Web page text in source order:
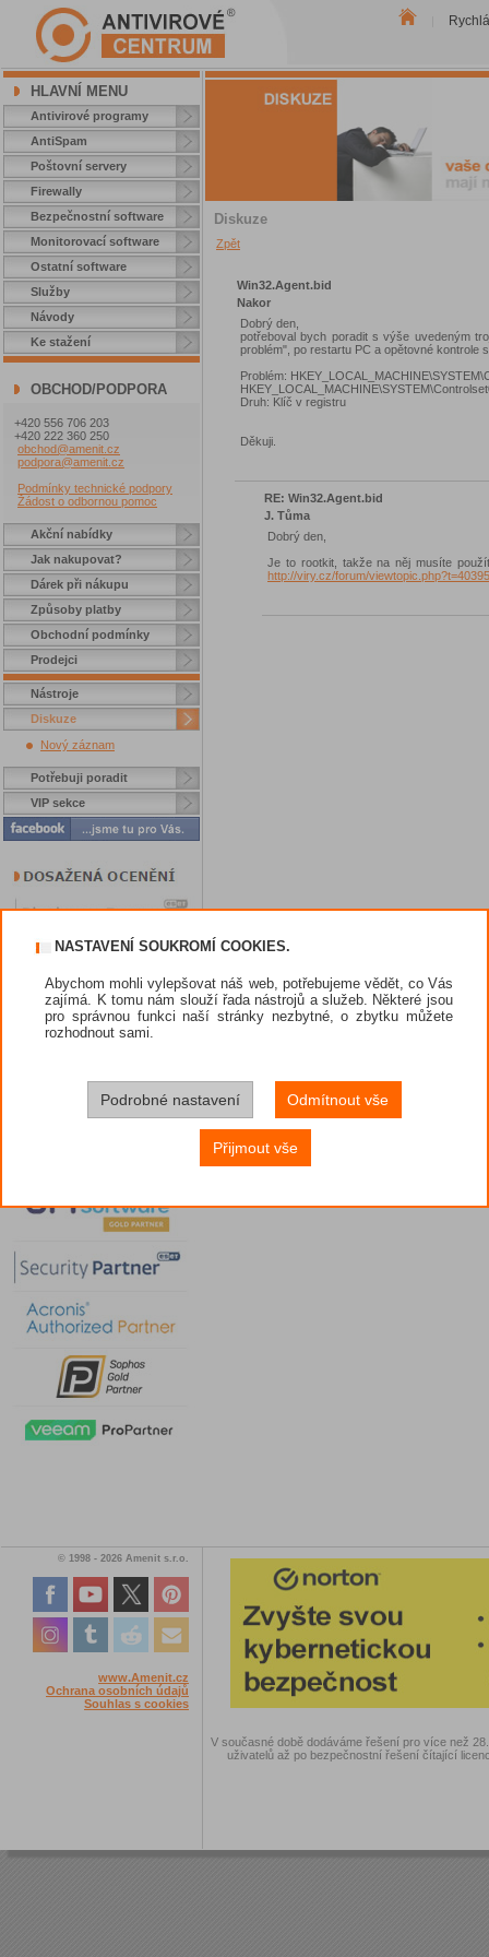
HLAVNÍ MENU
Antivirové programy
AntiSpam
Poštovní servery
Firewally
Bezpečnostní software
Monitorovací software
Ostatní software
Služby
Návody
Ke stažení
OBCHOD/PODPORA
+420 556 706 203
+420 222 360 250
obchod@amenit.cz
podpora@amenit.cz
Podmínky technické podpory
Žádost o odbornou pomoc
Akční nabídky
Jak nakupovat?
Dárek při nákupu
Způsoby platby
Obchodní podmínky
Prodejci
Nástroje
Diskuze
Nový záznam
Potřebuji poradit
VIP sekce
Diskuze
Zpět
Win32.Agent.bid
Nakor
Dobrý den,
potřeboval bych poradit s výše uvedeným
problém", po restartu PC a opětovné kontrole
Problém:
Druh: Klíč v registru
Děkuji.
RE: Win32.Agent.bid
J. Tůma
Dobrý den,
Je to rootkit, takže na něj musíte
http://viry.cz/forum/viewtopic.php?t=40395
© 1998 - 2026 Amenit s.r.o.
www.Amenit.cz
Ochrana osobních údajů
Souhlas s cookies
V současné době dodáváme řešení pro více než
uživatelů až po bezpečnostní řešení čítající
NASTAVENÍ SOUKROMÍ COOKIES.
Abychom mohli vylepšovat náš web, potřebujeme vědět, co Vás
zajímá. K tomu nám slouží řada nástrojů a služeb. Některé jsou
pro správnou funkci naší stránky nezbytné, o zbytku můžete
rozhodnout sami.
Podrobné nastavení Odmítnout vše
Přijmout vše